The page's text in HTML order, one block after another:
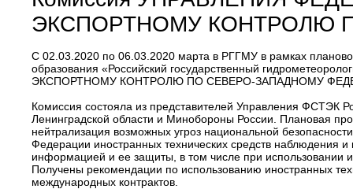
ЭКСПОРТНОМУ КОНТРОЛЮ
C 02.03.2020 по 06.03.2020 марта в РГГМУ в рамках
образования «Российский государственный
ЭКСПОРТНОМУ КОНТРОЛЮ ПО СЕВЕРО-ЗАПАДНОМУ
Комиссия состояла из представителей Управления ФСТЭК
Ленинградской области и Минобороны России. Плановая
нейтрализация возможных угроз национальной
Федерации иностранных технических средств наблюдения
информацией и ее защиты, в том числе при использовании
Получены рекомендации по использованию иностранных
международных контрактов.